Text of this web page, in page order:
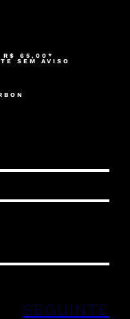
R$ 65,00*
SEM AVISO
SEGUINTE